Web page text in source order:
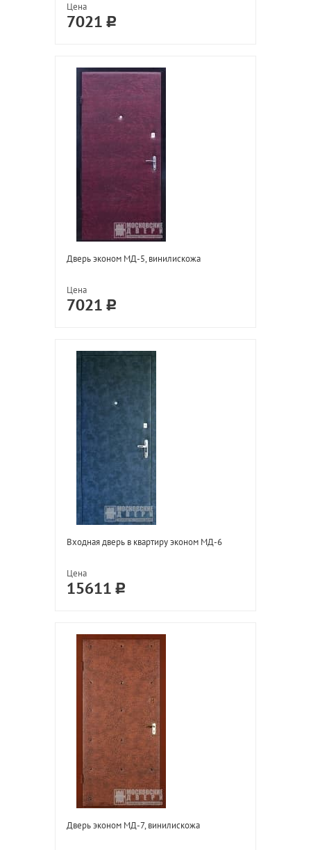
Цена
7021
Дверь эконом МД-5, винилискожа
Цена
7021
Входная дверь в квартиру эконом МД-6
Цена
15611
Дверь эконом МД-7, винилискожа